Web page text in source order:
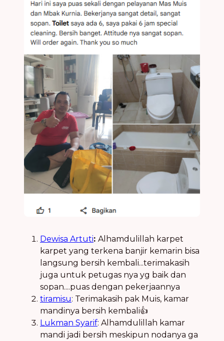
Dewisa Artuti: Alhamdulillah karpet
karpet yang terkena banjir kemarin bisa
langsung bersih kembali...terimakasih
juga untuk petugas nya yg baik dan
sopan....puas dengan pekerjaannya
tiramisu: Terimakasih pak Muis, kamar
mandinya bersih kembali👍
Lukman Syarif: Alhamdulillah kamar
mandi jadi bersih meskipun nodanya ga